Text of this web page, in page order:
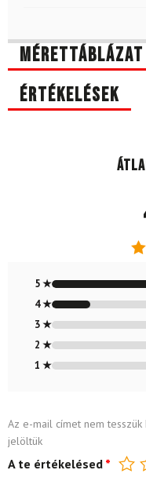
Mérettáblázat
Értékelések
5 ★
4 ★
3 ★
2 ★
1 ★
Az e-mail címet nem tesszük
jelöltük
A te értékelésed *